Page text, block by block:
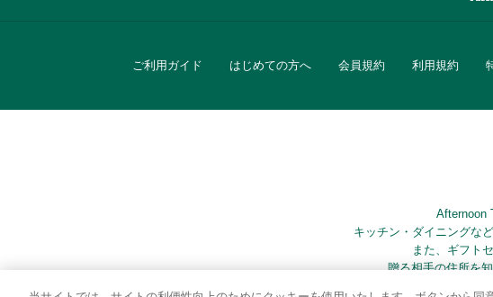
ご利用ガイド はじめての方へ 会員規約 利用規約
Afternoon
キッチン・ダイニングな
また、ギフト
贈る相手の住所を